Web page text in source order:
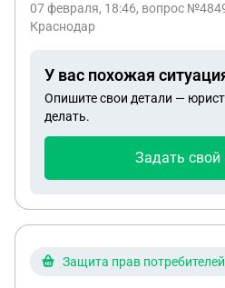
маленькие.и перевел мне на
Моего сына воспитывал
выплат. Неужели нельзя
чтобы отец не получил ни
жизни ребёнком просто
родственники могут это
07 февраля, 18:46, вопрос
Краснодар
У вас похожая
Опишите свои детали —
делать.
Задать свой
Защита прав потребителей